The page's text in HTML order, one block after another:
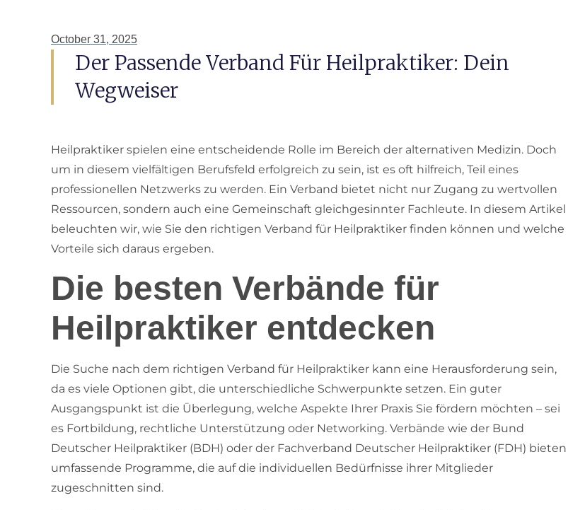
October 31, 2025
Der Passende Verband Für Heilpraktiker: Dein
Wegweiser
Heilpraktiker spielen eine entscheidende Rolle im Bereich der alternativen Medizin. Doch
um in diesem vielfältigen Berufsfeld erfolgreich zu sein, ist es oft hilfreich, Teil eines
professionellen Netzwerks zu werden. Ein Verband bietet nicht nur Zugang zu wertvollen
Ressourcen, sondern auch eine Gemeinschaft gleichgesinnter Fachleute. In diesem Artikel
beleuchten wir, wie Sie den richtigen Verband für Heilpraktiker finden können und welche
Vorteile sich daraus ergeben.
Die besten Verbände für
Heilpraktiker entdecken
Die Suche nach dem richtigen Verband für Heilpraktiker kann eine Herausforderung sein,
da es viele Optionen gibt, die unterschiedliche Schwerpunkte setzen. Ein guter
Ausgangspunkt ist die Überlegung, welche Aspekte Ihrer Praxis Sie fördern möchten – sei
es Fortbildung, rechtliche Unterstützung oder Networking. Verbände wie der Bund
Deutscher Heilpraktiker (BDH) oder der Fachverband Deutscher Heilpraktiker (FDH) bieten
umfassende Programme, die auf die individuellen Bedürfnisse ihrer Mitglieder
zugeschnitten sind.